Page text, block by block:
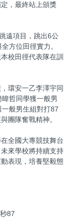
，最終站上頒獎
遠項目，跳出6公
方位田徑實力。
校田徑代表隊在訓
環安一乙李澤宇同
哲同學獲一般男
般男生組對打87
團隊奮戰精神。
全國大專競技舞台
來學校將持續支持
表現，培養堅毅態
87